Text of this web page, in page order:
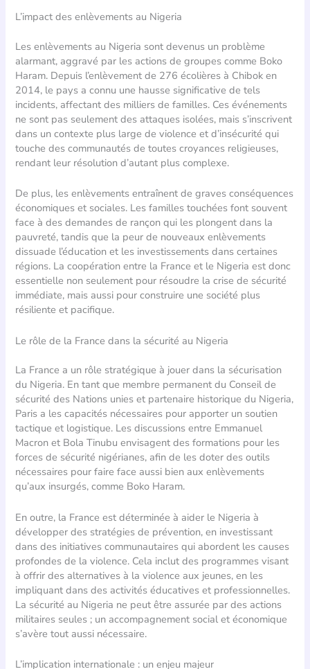
L’impact des enlèvements au Nigeria
Les enlèvements au Nigeria sont devenus un problème
alarmant, aggravé par les actions de groupes comme Boko
Haram. Depuis l’enlèvement de 276 écolières à Chibok en
2014, le pays a connu une hausse significative de tels
incidents, affectant des milliers de familles. Ces événements
ne sont pas seulement des attaques isolées, mais s’inscrivent
dans un contexte plus large de violence et d’insécurité qui
touche des communautés de toutes croyances religieuses,
rendant leur résolution d’autant plus complexe.
De plus, les enlèvements entraînent de graves conséquences
économiques et sociales. Les familles touchées font souvent
face à des demandes de rançon qui les plongent dans la
pauvreté, tandis que la peur de nouveaux enlèvements
dissuade l’éducation et les investissements dans certaines
régions. La coopération entre la France et le Nigeria est donc
essentielle non seulement pour résoudre la crise de sécurité
immédiate, mais aussi pour construire une société plus
résiliente et pacifique.
Le rôle de la France dans la sécurité au Nigeria
La France a un rôle stratégique à jouer dans la sécurisation
du Nigeria. En tant que membre permanent du Conseil de
sécurité des Nations unies et partenaire historique du Nigeria,
Paris a les capacités nécessaires pour apporter un soutien
tactique et logistique. Les discussions entre Emmanuel
Macron et Bola Tinubu envisagent des formations pour les
forces de sécurité nigérianes, afin de les doter des outils
nécessaires pour faire face aussi bien aux enlèvements
qu’aux insurgés, comme Boko Haram.
En outre, la France est déterminée à aider le Nigeria à
développer des stratégies de prévention, en investissant
dans des initiatives communautaires qui abordent les causes
profondes de la violence. Cela inclut des programmes visant
à offrir des alternatives à la violence aux jeunes, en les
impliquant dans des activités éducatives et professionnelles.
La sécurité au Nigeria ne peut être assurée par des actions
militaires seules ; un accompagnement social et économique
s’avère tout aussi nécessaire.
L’implication internationale : un enjeu majeur